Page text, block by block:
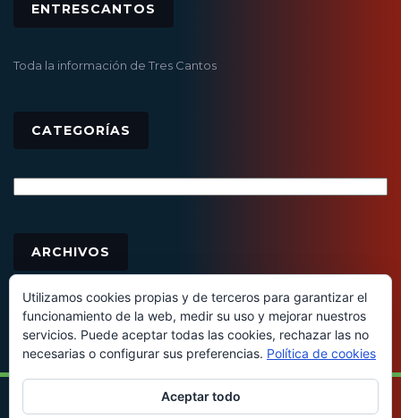
ENTRESCANTOS
Toda la información de Tres Cantos
CATEGORÍAS
ARCHIVOS
Utilizamos cookies propias y de terceros para garantizar el
funcionamiento de la web, medir su uso y mejorar nuestros
servicios. Puede aceptar todas las cookies, rechazar las no
necesarias o configurar sus preferencias. Política de cookies
Aceptar todo